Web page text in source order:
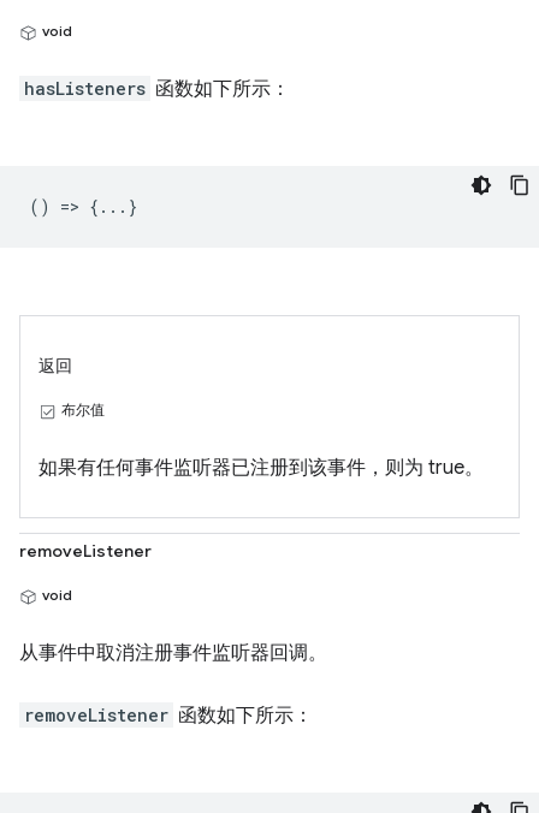
void
hasListeners 函数如下所示：
() => {...}
返回
布尔值
如果有任何事件监听器已注册到该事件，则为 true。
removeListener
void
从事件中取消注册事件监听器回调。
removeListener 函数如下所示：